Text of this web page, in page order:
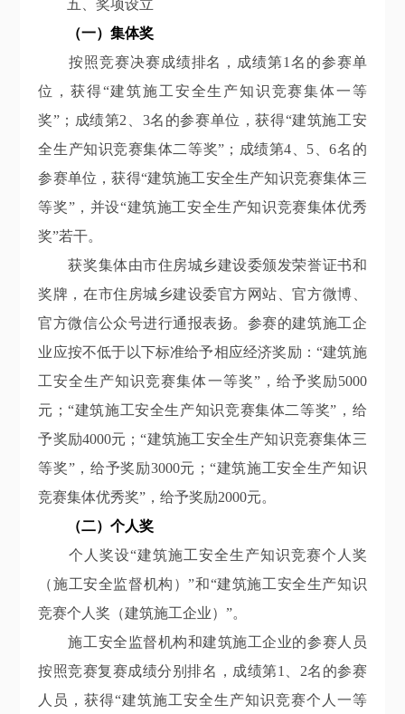
五、奖项设立
（一）集体奖
按照竞赛决赛成绩排名，成绩第1名的参赛单
位，获得“建筑施工安全生产知识竞赛集体一等
奖”；成绩第2、3名的参赛单位，获得“建筑施工安
全生产知识竞赛集体二等奖”；成绩第4、5、6名的
参赛单位，获得“建筑施工安全生产知识竞赛集体三
等奖”，并设“建筑施工安全生产知识竞赛集体优秀
奖”若干。
获奖集体由市住房城乡建设委颁发荣誉证书和
奖牌，在市住房城乡建设委官方网站、官方微博、
官方微信公众号进行通报表扬。参赛的建筑施工企
业应按不低于以下标准给予相应经济奖励：“建筑施
工安全生产知识竞赛集体一等奖”，给予奖励5000
元；“建筑施工安全生产知识竞赛集体二等奖”，给
予奖励4000元；“建筑施工安全生产知识竞赛集体三
等奖”，给予奖励3000元；“建筑施工安全生产知识
竞赛集体优秀奖”，给予奖励2000元。
（二）个人奖
个人奖设“建筑施工安全生产知识竞赛个人奖
（施工安全监督机构）”和“建筑施工安全生产知识
竞赛个人奖（建筑施工企业）”。
施工安全监督机构和建筑施工企业的参赛人员
按照竞赛复赛成绩分别排名，成绩第1、2名的参赛
人员，获得“建筑施工安全生产知识竞赛个人一等